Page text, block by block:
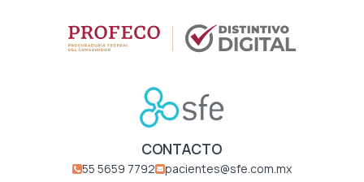
CONTACTO
55 5659 7792 pacientes@sfe.com.mx